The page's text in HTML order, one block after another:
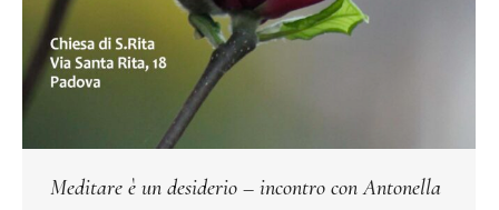
Meditare è un desiderio – incontro con Antonella